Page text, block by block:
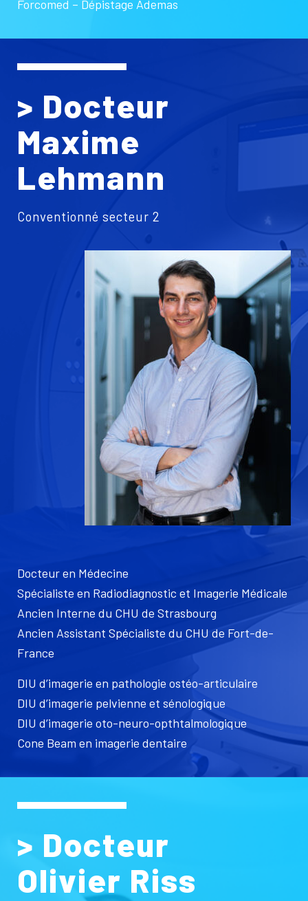
Forcomed – Dépistage Ademas
> Docteur
Maxime
Lehmann
Conventionné secteur 2
Docteur en Médecine
Spécialiste en Radiodiagnostic et Imagerie Médicale
Ancien Interne du CHU de Strasbourg
Ancien Assistant Spécialiste du CHU de Fort-de-
France
DIU d’imagerie en pathologie ostéo-articulaire
DIU d’imagerie pelvienne et sénologique
DIU d’imagerie oto-neuro-opthtalmologique
Cone Beam en imagerie dentaire
> Docteur
Olivier Riss